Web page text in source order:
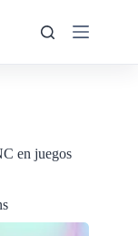
en juegos